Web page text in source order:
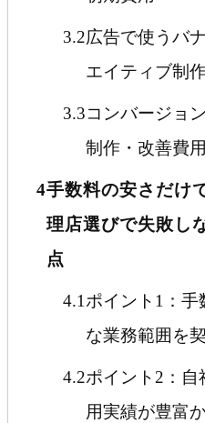
3.2広告で使うバ
エイティブ制
3.3コンバージョ
制作・改善費用
4手数料の安さだけ
理店選びで失敗し
点
4.1ポイント1：手
な業務範囲を
4.2ポイント2：自
用実績が豊富